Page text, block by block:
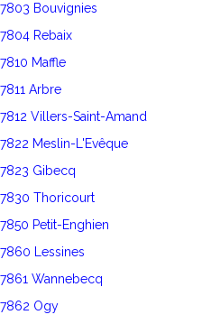
Bouvignies
Rebaix
Maffle
Arbre
Villers-Saint-Amand
Meslin-L'Evêque
Gibecq
Thoricourt
Petit-Enghien
Lessines
Wannebecq
Ogy